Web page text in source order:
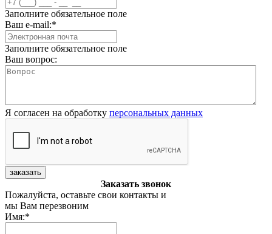
Заполните обязательное поле
Ваш e-mail:*
Заполните обязательное поле
Ваш вопрос:
Я согласен на обработку персональных данных
заказать
Заказать звонок
Пожалуйста, оставьте свои контакты и
мы Вам перезвоним
Имя:*